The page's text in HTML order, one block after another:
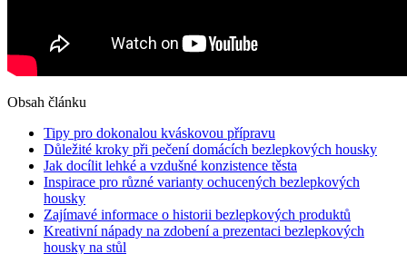
Obsah článku
Tipy pro dokonalou kváskovou přípravu
Důležité kroky při pečení domácích bezlepkových housky
Jak docílit lehké a vzdušné konzistence těsta
Inspirace pro různé varianty ochucených bezlepkových
housky
Zajímavé informace o historii bezlepkových produktů
Kreativní nápady na zdobení a prezentaci bezlepkových
housky na stůl